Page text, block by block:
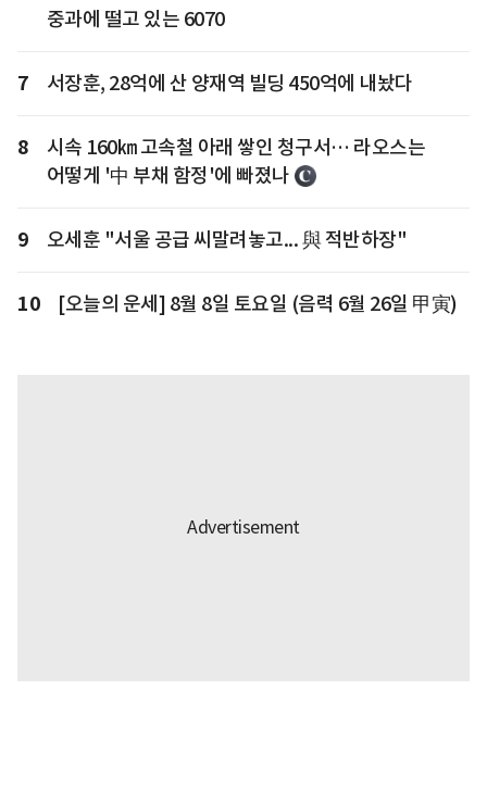
중과에 떨고 있는 6070
7 서장훈, 28억에 산 양재역 빌딩 450억에 내놨다
8
시속 160㎞ 고속철 아래 쌓인 청구서… 라오스는
어떻게 '中 부채 함정'에 빠졌나
9 오세훈 "서울 공급 씨말려놓고... 與 적반하장"
10 [오늘의 운세] 8월 8일 토요일 (음력 6월 26일 甲寅)